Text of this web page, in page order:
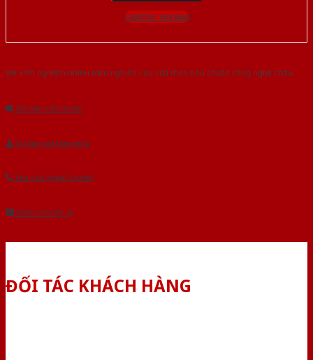
Gọi 0976.169.864
Với kinh nghiệm nhiêu năm nghiên cứu cửa theo tiêu chuẩn công nghệ Châu
Âu.Chúng tôi tự tin là nhà sản xuất & cung cấp hàng đầu tại Việt Nam!
Gửi yêu cầu tư vấn
Tải báo giá tổng hợp
Yêu cầu gọi lại (3 phút)
Dành cho đại lý
ĐỐI TÁC KHÁCH HÀNG